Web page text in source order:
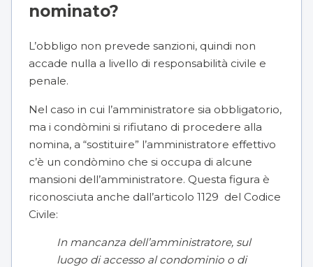
nominato?
L’obbligo non prevede sanzioni, quindi non
accade nulla a livello di responsabilità civile e
penale.
Nel caso in cui l’amministratore sia obbligatorio,
ma i condòmini si rifiutano di procedere alla
nomina, a “sostituire” l’amministratore effettivo
c’è un condòmino che si occupa di alcune
mansioni dell’amministratore. Questa figura è
riconosciuta anche dall’articolo 1129 del Codice
Civile:
In mancanza dell’amministratore, sul
luogo di accesso al condominio o di